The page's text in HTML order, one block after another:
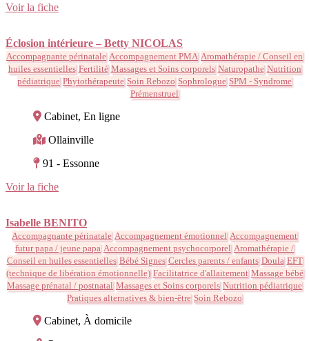
Voir la fiche
Éclosion intérieure – Betty NICOLAS
Accompagnante périnatale Accompagnement PMA Aromathérapie / Conseil en
huiles essentielles Fertilité Massages et Soins corporels Naturopathe Nutrition
pédiatrique Phytothérapeute Soin Rebozo Sophrologue SPM - Syndrome
Prémenstruel
Cabinet, En ligne
Ollainville
91 - Essonne
Voir la fiche
Isabelle BENITO
Accompagnante périnatale Accompagnement émotionnel Accompagnement
futur papa / jeune papa Accompagnement psychocorporel Aromathérapie /
Conseil en huiles essentielles Bébé Signes Cercles parents / enfants Doula EFT
(technique de libération émotionnelle) Facilitatrice d'allaitement Massage bébé
Massage prénatal / postnatal Massages et Soins corporels Nutrition pédiatrique
Pratiques alternatives & bien-être Soin Rebozo
Cabinet, À domicile